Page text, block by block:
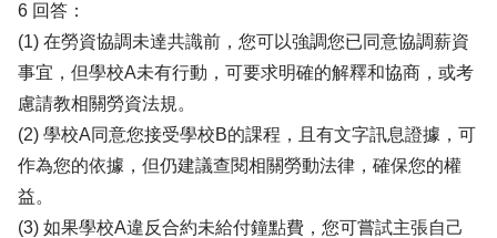
6 回答：
(1) 在勞資協調未達共識前，您可以強調您已同意協調薪資
事宜，但學校A未有行動，可要求明確的解釋和協商，或考
慮請教相關勞資法規。
(2) 學校A同意您接受學校B的課程，且有文字訊息證據，可
作為您的依據，但仍建議查閱相關勞動法律，確保您的權
益。
(3) 如果學校A違反合約未給付鐘點費，您可嘗試主張自己